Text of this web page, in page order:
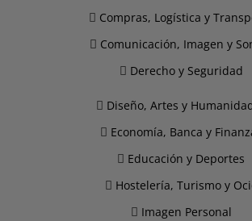
Compras, Logística y
Comunicación, Imagen y
Derecho y Seguridad
Diseño, Artes y
Economía, Banca y
Educación y Deportes
Hostelería, Turismo y
Imagen Personal